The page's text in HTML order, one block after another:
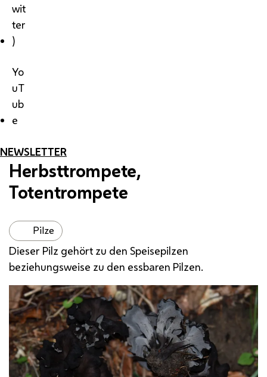
wit
ter
)
Yo
uT
ub
e
NEWSLETTER
Herbsttrompete,
Totentrompete
Pilze
Dieser Pilz gehört zu den Speisepilzen
beziehungsweise zu den essbaren Pilzen.